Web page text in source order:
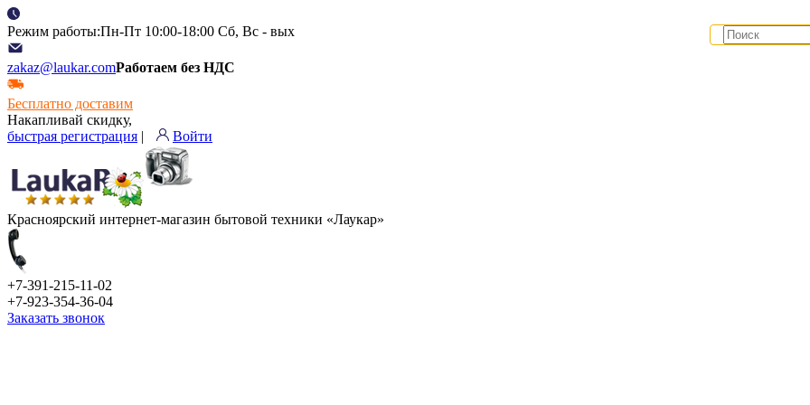
Режим работы:Пн-Пт 10:00-18:00 Сб, Вс - вых
zakaz@laukar.comРаботаем без НДС
Бесплатно доставим
Накапливай скидку,
быстрая регистрация | Войти
Красноярский интернет-магазин бытовой техники «Лаукар»
+7-391-215-11-02
+7-923-354-36-04
Заказать звонок